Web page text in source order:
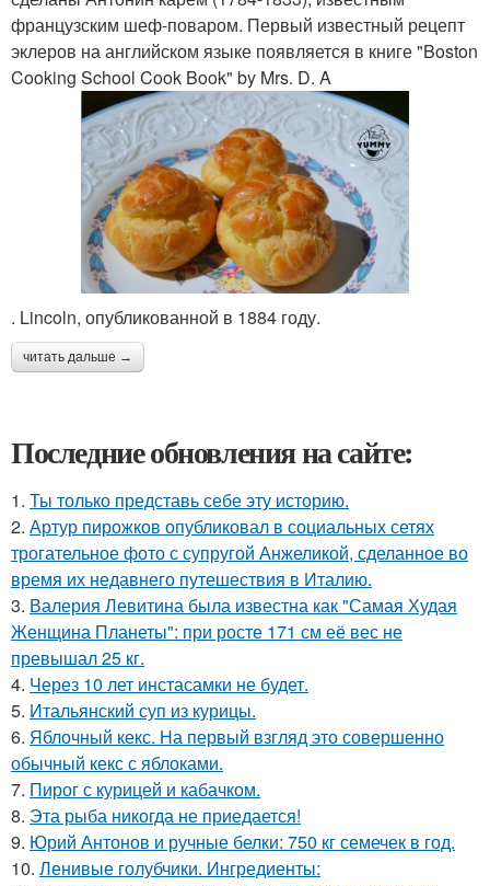
французским шеф-поваром. Первый известный рецепт
эклеров на английском языке появляется в книге "Boston
Cooking School Cook Book" by Mrs. D. A
. Lincoln, опубликованной в 1884 году.
читать дальше →
Последние обновления на сайте:
1. Ты только представь себе эту историю.
2. Артур пирожков опубликовал в социальных сетях
трогательное фото с супругой Анжеликой, сделанное во
время их недавнего путешествия в Италию.
3. Валерия Левитина была известна как "Самая Худая
Женщина Планеты": при росте 171 см её вес не
превышал 25 кг.
4. Через 10 лет инстасамки не будет.
5. Итальянский суп из курицы.
6. Яблочный кекс. На первый взгляд это совершенно
обычный кекс с яблоками.
7. Пирог с курицей и кабачком.
8. Эта рыба никогда не приедается!
9. Юрий Антонов и ручные белки: 750 кг семечек в год.
10. Ленивые голубчики. Ингредиенты: